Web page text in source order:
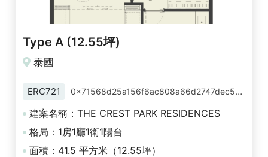
Type A (12.55坪)
泰國
ERC721 0x71568d25a156f6ac808a66d2747dec5da77b6603
建案名稱：THE CREST PARK RESIDENCES
格局：1房1廳1衛1陽台
面積：41.5 平方米（12.55坪）